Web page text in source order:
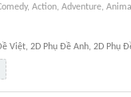
Action, Adventure,
Việt, 2D Phụ Đề Anh, 2D Phụ